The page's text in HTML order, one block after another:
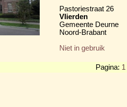
Pastoriestraat 26
Vlierden
Gemeente Deurne
Noord-Brabant
Niet in gebruik
Pagina: 1